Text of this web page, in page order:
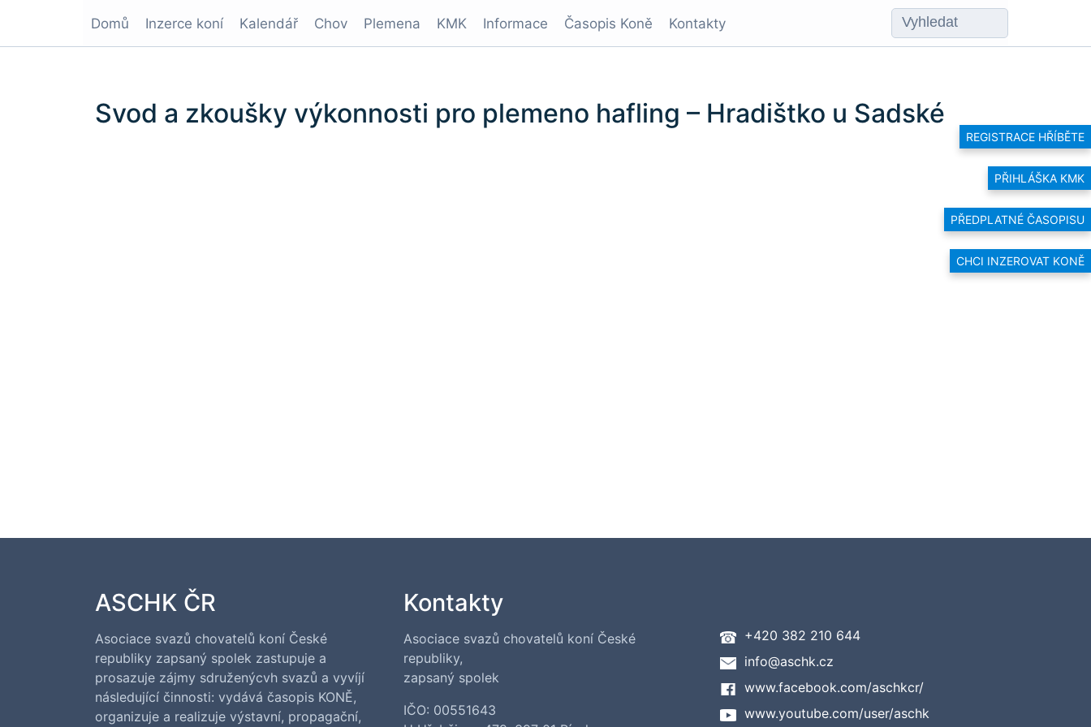
REGISTRACE HŘÍBĚTE
PŘIHLÁŠKA KMK
PŘEDPLATNÉ ČASOPISU
CHCI INZEROVAT KONĚ
Domů Inzerce koní Kalendář Chov Plemena KMK Informace Časopis Koně Kontakty
Svod a zkoušky výkonnosti pro plemeno hafling – Hradištko u Sadské
ASCHK ČR
Asociace svazů chovatelů koní České
republiky zapsaný spolek zastupuje a
prosazuje zájmy sdruženýcvh svazů a vyvíjí
následující činnosti: vydává časopis KONĚ,
organizuje a realizuje výstavní, propagační,
Kontakty
Asociace svazů chovatelů koní České
republiky,
zapsaný spolek
IČO: 00551643
+420 382 210 644
info@aschk.cz
www.facebook.com/aschkcr/
www.youtube.com/user/aschk